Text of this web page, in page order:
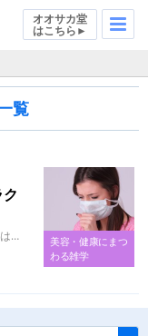
オオサカ堂
はこちら►
覧
美容・健康にまつ
わる雑学
ラクに乗り切るには、初期療法が大切。こんにちは！薬剤師の黒岩です。 本日は、最新の花粉症治療と、初期療法についてご紹介い........